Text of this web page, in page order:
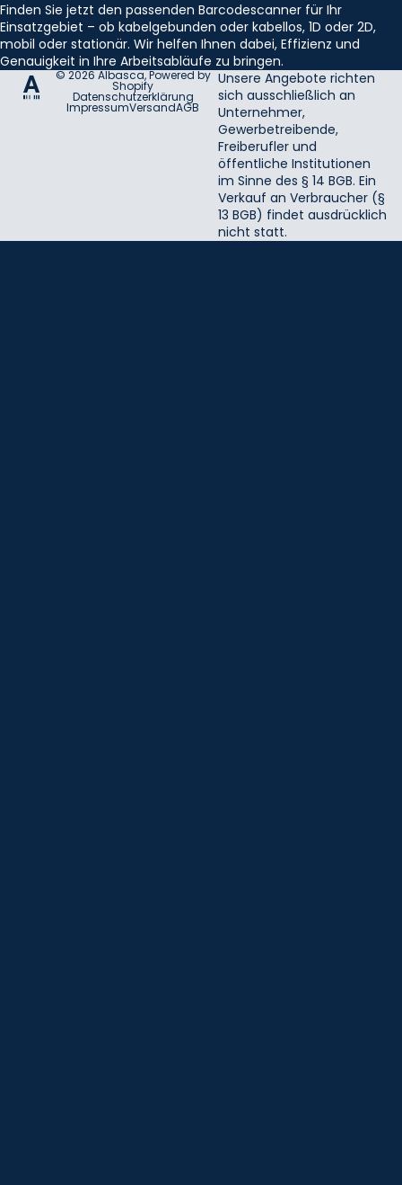
Finden Sie jetzt den passenden Barcodescanner für Ihr
Einsatzgebiet – ob kabelgebunden oder kabellos, 1D oder 2D,
mobil oder stationär. Wir helfen Ihnen dabei, Effizienz und
Genauigkeit in Ihre Arbeitsabläufe zu bringen.
© 2026Albasca, Powered by
Shopify
Datenschutzerklärung
ImpressumVersandAGB
Unsere Angebote richten
sich ausschließlich an
Unternehmer,
Gewerbetreibende,
Freiberufler und
öffentliche Institutionen
im Sinne des § 14 BGB. Ein
Verkauf an Verbraucher (§
13 BGB) findet ausdrücklich
nicht statt.